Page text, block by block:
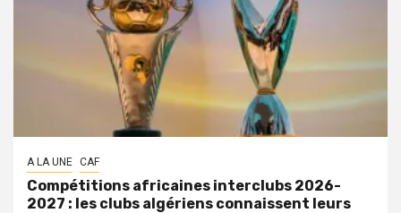
A LA UNE CAF
Compétitions africaines interclubs 2026-
2027 : les clubs algériens connaissent leurs